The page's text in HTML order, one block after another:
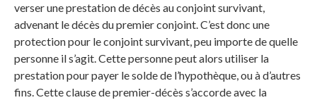
verser une prestation de décès au conjoint survivant,
advenant le décès du premier conjoint. C’est donc une
protection pour le conjoint survivant, peu importe de quelle
personne il s’agit. Cette personne peut alors utiliser la
prestation pour payer le solde de l’hypothèque, ou à d’autres
fins. Cette clause de premier-décès s’accorde avec la